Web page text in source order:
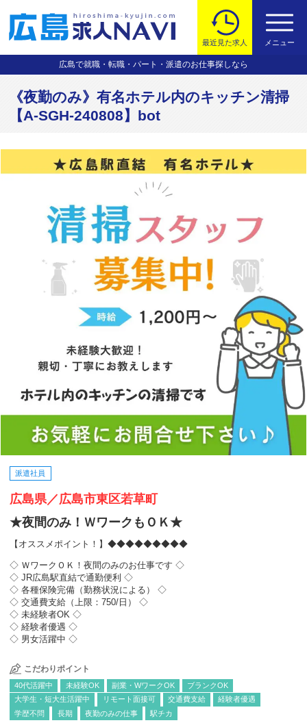
広島で就職・転職・パート・派遣のお仕事探しなら
最近見た求人 メニュー
《夜勤のみ》有名ホテル内のキッチン清掃
【A-SGH-240808】bot
派遣社員
広島県／広島市東区若草町
★夜間のみ！ＷワークもＯＫ★
【オススメポイント！】◆◆◆◆◆◆◆◆◆
◇ ＷワークＯＫ！夜間のみのお仕事です ◇
◇ JR広島駅直結で通勤便利 ◇
◇ 各種保険完備（勤務状況による） ◇
◇ 交通費支給（上限：750/日） ◇
◇ 未経験者OK ◇
◇ 経験者優遇 ◇
◇ 男女活躍中 ◇
こだわりポイント
40代活躍中 未経験OK 副業・WワークOK
ブランクOK
大学生・短大生活躍中
リモート面接可 交通費支給
経験者優遇
学歴不問
長期 夜勤のみの仕事 駅チカ